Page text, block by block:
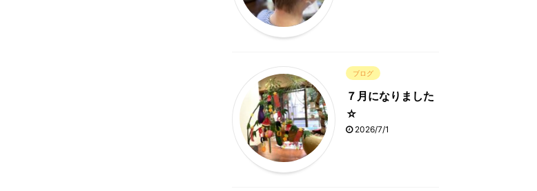
ブログ
７月になりました
☆
2026/7/1